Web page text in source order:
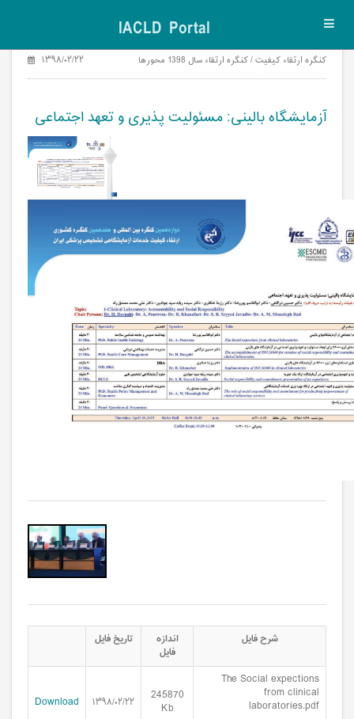
IACLD Portal
کنگره ارتقاء کیفیت / کنگره ارتقاء سال 1398 محورها ۱۳۹۸/۰۲/۲۲
آزمایشگاه بالینی: مسئولیت پذیری و تعهد اجتماعی
آزمایشگاه بالینی: مسئولیت پذیری و تعهد اجتماعی
شرح فایل اندازه
فایل
تاریخ فایل
The Social expections
from clinical
laboratories.pdf
245870
Kb ۱۳۹۸/۰۲/۲۲ Download